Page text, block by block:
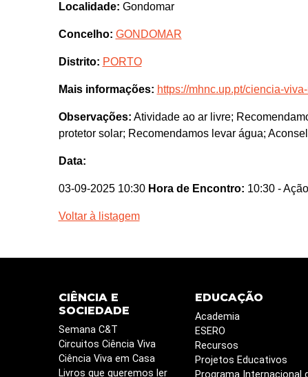
Localidade: Gondomar
Concelho: GONDOMAR
Distrito: PORTO
Mais informações: https://mhnc.up.pt/ciencia-
Observações: Atividade ao ar livre;
protetor solar; Recomendamos levar água;
Data:
03-09-2025 10:30 Hora de Encontro: 10:30 -
Voltar à listagem
CIÊNCIA E
SOCIEDADE
Semana C&T
Circuitos Ciência Viva
Ciência Viva em Casa
Livros que queremos ler
EDUCAÇÃO
Academia
ESERO
Recursos
Projetos Educativos